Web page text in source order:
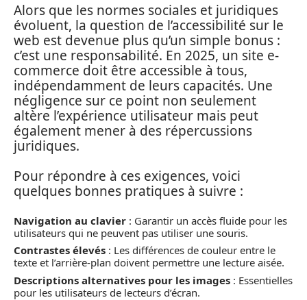
Alors que les normes sociales et juridiques
évoluent, la question de l’accessibilité sur le
web est devenue plus qu’un simple bonus :
c’est une responsabilité. En 2025, un site e-
commerce doit être accessible à tous,
indépendamment de leurs capacités. Une
négligence sur ce point non seulement
altère l’expérience utilisateur mais peut
également mener à des répercussions
juridiques.
Pour répondre à ces exigences, voici
quelques bonnes pratiques à suivre :
Navigation au clavier : Garantir un accès fluide pour les
utilisateurs qui ne peuvent pas utiliser une souris.
Contrastes élevés : Les différences de couleur entre le
texte et l’arrière-plan doivent permettre une lecture aisée.
Descriptions alternatives pour les images : Essentielles
pour les utilisateurs de lecteurs d’écran.